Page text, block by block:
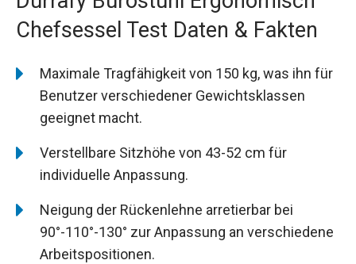
Chefsessel Test Daten & Fakten
Maximale Tragfähigkeit von 150 kg, was ihn für
Benutzer verschiedener Gewichtsklassen
geeignet macht.
Verstellbare Sitzhöhe von 43-52 cm für
individuelle Anpassung.
Neigung der Rückenlehne arretierbar bei
90°-110°-130° zur Anpassung an verschiedene
Arbeitspositionen.